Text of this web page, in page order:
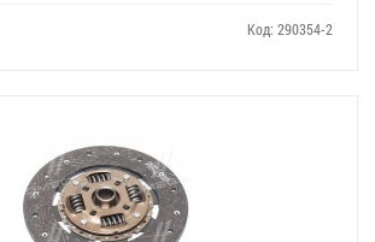
Код: 290354-2